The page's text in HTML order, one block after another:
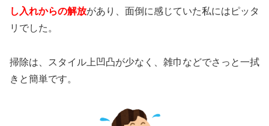
し入れからの解放があり、面倒に感じていた私にはピッタ
リでした。
掃除は、スタイル上凹凸が少なく、雑巾などでさっと一拭
きと簡単です。